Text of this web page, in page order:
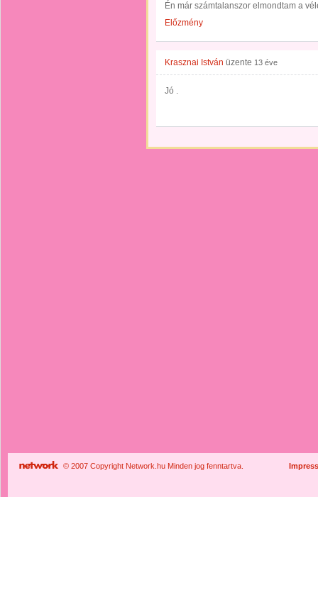
Én már számtalanszor elmondtam a
Előzmény
Krasznai István üzente 13 éve
Jó .
© 2007 Copyright Network.hu Minden jog fenntartva.